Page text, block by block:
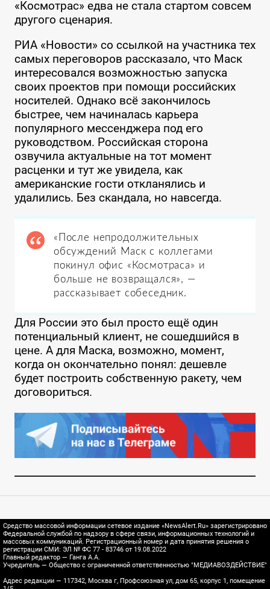
«Космотрас» едва не стала стартом совсем
другого сценария.
РИА «Новости» со ссылкой на участника тех
самых переговоров рассказало, что Маск
интересовался возможностью запуска
своих проектов при помощи российских
носителей. Однако всё закончилось
быстрее, чем начиналась карьера
популярного мессенджера под его
руководством. Российская сторона
озвучила актуальные на тот момент
расценки и тут же увидела, как
американские гости откланялись и
удалились. Без скандала, но навсегда.
«После непродолжительных
обсуждений Маск с коллегами
покинул офис «Космотраса» и
больше не возвращался», —
рассказывает собеседник.
Для России это был просто ещё один
потенциальный клиент, не сошедшийся в
цене. А для Маска, возможно, момент,
когда он окончательно понял: дешевле
будет построить собственную ракету, чем
договориться.
Средство массовой информации сетевое издание «NewsAlert.Ru» зарегистрировано
Федеральной службой по надзору в сфере связи, информационных технологий и
массовых коммуникаций. Регистрационный номер и дата принятия решения о
регистрации СМИ: ЭЛ № ФС 77 - 83746 от 19.08.2022
Главный редактор — Ганга А.А.
Учредитель — Общество с ограниченной ответственностью "МЕДИАВОЗДЕЙСТВИЕ"
Адрес редакции — 117342, Москва г, Профсоюзная ул, дом 65, корпус 1, помещение